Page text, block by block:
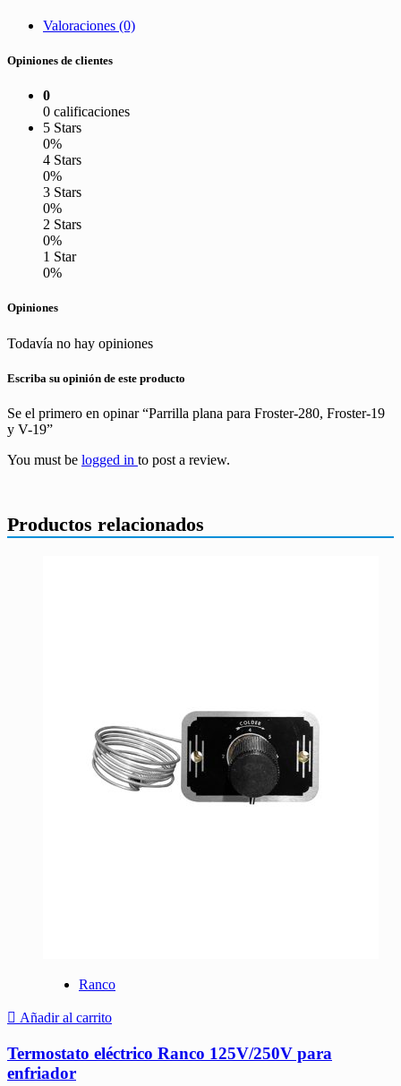
Valoraciones (0)
Opiniones de clientes
0
0 calificaciones
5 Stars
0%
4 Stars
0%
3 Stars
0%
2 Stars
0%
1 Star
0%
Opiniones
Todavía no hay opiniones
Escriba su opinión de este producto
Se el primero en opinar “Parrilla plana para Froster-280, Froster-19
y V-19”
You must be logged in to post a review.
Productos relacionados
Ranco
Añadir al carrito
Termostato eléctrico Ranco 125V/250V para
enfriador